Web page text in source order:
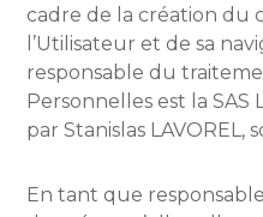
cadre de la création du
l’Utilisateur et de sa
responsable du
Personnelles est la SAS
par Stanislas
En tant que